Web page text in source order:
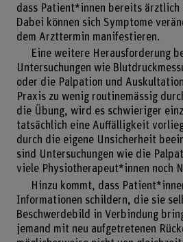
dass Patient*innen bereits ärztlich
Dabei können sich Symptome
dem Arzttermin manifestieren.
Eine weitere Herausforderung
Untersuchungen wie
oder die Palpation und
Praxis zu wenig routinemässig
die Übung, wird es schwieriger
tatsächlich eine Auffälligkeit
durch die eigene Unsicherheit
sind Untersuchungen wie die
viele Physiotherapeut*innen noch
Hinzu kommt, dass
Informationen schildern, die sie
Beschwerdebild in Verbindung
jemand mit neu aufgetretenen